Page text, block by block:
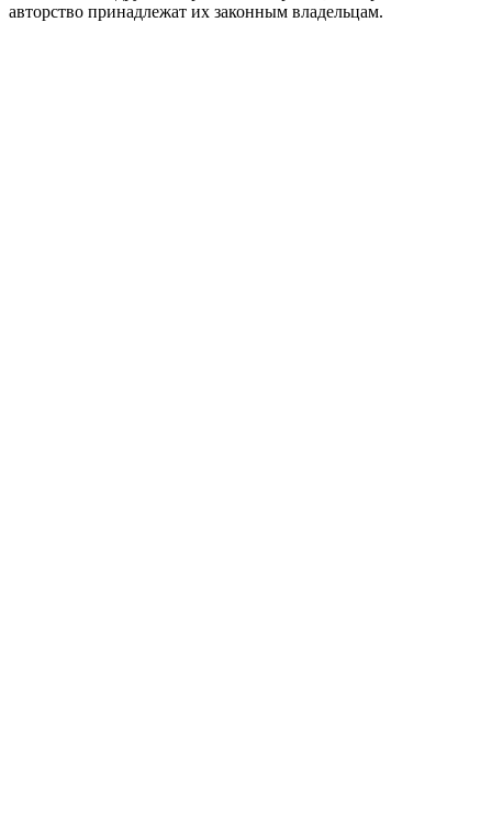
авторство принадлежат их законным владельцам.